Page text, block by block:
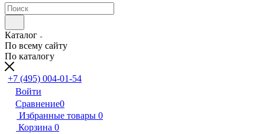
Каталог
По всему сайту
По каталогу
+7 (495) 004-01-54
Войти
Сравнение0
Избранные товары 0
Корзина 0